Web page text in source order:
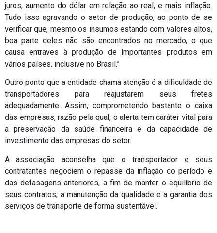
juros, aumento do dólar em relação ao real, e mais inflação.
Tudo isso agravando o setor de produção, ao ponto de se
verificar que, mesmo os insumos estando com valores altos,
boa parte deles não são encontrados no mercado, o que
causa entraves à produção de importantes produtos em
vários países, inclusive no Brasil.”
Outro ponto que a entidade chama atenção é a dificuldade de
transportadores para reajustarem seus fretes
adequadamente. Assim, comprometendo bastante o caixa
das empresas, razão pela qual, o alerta tem caráter vital para
a preservação da saúde financeira e da capacidade de
investimento das empresas do setor.
A associação aconselha que o transportador e seus
contratantes negociem o repasse da inflação do período e
das defasagens anteriores, a fim de manter o equilíbrio de
seus contratos, a manutenção da qualidade e a garantia dos
serviços de transporte de forma sustentável.